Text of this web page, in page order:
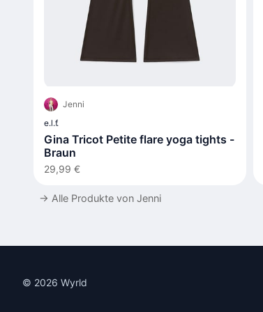
Jenni
e.l.f.
Gina Tricot Petite flare yoga tights -
Braun
29,99 €
→ Alle Produkte von Jenni
© 2026 Wyrld